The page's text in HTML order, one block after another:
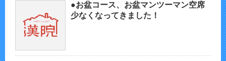
●お盆コース、お盆マンツーマン空席
少なくなってきました！